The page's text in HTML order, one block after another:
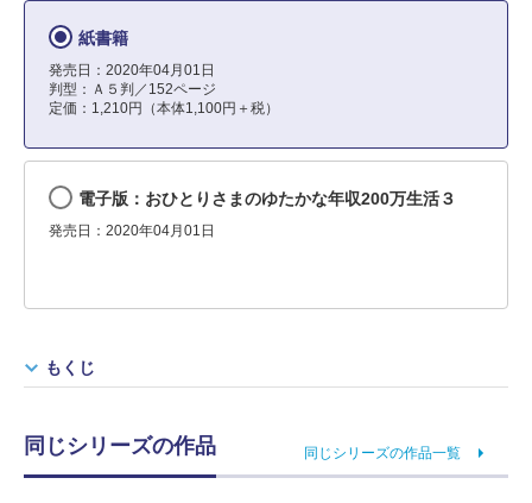
紙書籍
発売日：2020年04月01日
判型：Ａ５判／152ページ
定価：1,210円（本体1,100円＋税）
電子版：おひとりさまのゆたかな年収200万生活３
発売日：2020年04月01日
もくじ
同じシリーズの作品 同じシリーズの作品一覧